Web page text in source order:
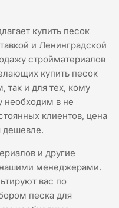
купить песок
и Ленинградской
стройматериалов
купить песок
так и для тех, кому
необходим в не
клиентов, цена
дешевле.
и другие
нашими менеджерами.
вас по
песка для